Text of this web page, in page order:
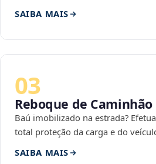
SAIBA MAIS
03
Reboque de Caminhão
Baú imobilizado na estrada?
total proteção da carga e do
SAIBA MAIS